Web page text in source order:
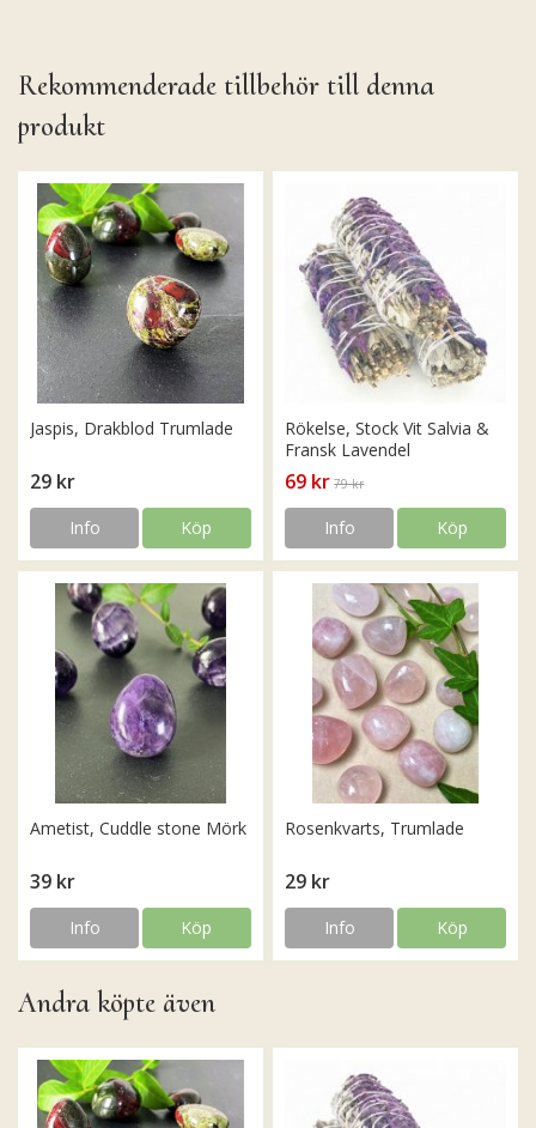
Rekommenderade tillbehör till denna
produkt
Jaspis, Drakblod Trumlade
29 kr
Info Köp
Rökelse, Stock Vit Salvia &
Fransk Lavendel
69 kr 79 kr
Info Köp
Ametist, Cuddle stone Mörk
39 kr
Info Köp
Rosenkvarts, Trumlade
29 kr
Info Köp
Andra köpte även